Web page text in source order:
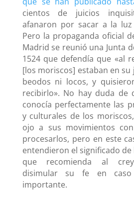
cientos de juicios
afanaron por sacar a la
Pero la propaganda oficial
Madrid se reunió una Junta
1524 que defendía que «al
[los moriscos] estaban en
beodos ni locos, y
recibirlo». No hay duda de
conocía perfectamente las
y culturales de los
ojo a sus movimientos
procesarlos, pero en este
entendieron el significado
que recomienda al
disimular su fe en
importante.